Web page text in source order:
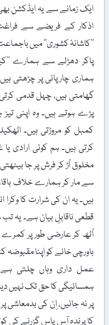
ایک زمانے سے یہ ایڈکشن
اذکار کے فریضے سے
’’کاشانۂ کشوری‘‘ میں
پاکر دھڑلے سے ہمارے
ہماری چارپائی پر چڑھتی
گھامتی ہیں، چہل قدمی
پڑے ہوتے ہیں۔ وہ اپنی
کمبل کو مروڑتی ہیں۔
کرتی ہیں۔ ہم کوئی ارادی
مخلوق اُڑ کر فرش پر جا
سے مار کر ہمارے خلاف
ہیں۔ یہ ان کی شرارت کا
قطعی ناقابلِ بیان ہے۔ یہ
اُٹھ کر عارضی طور پر
باورچی خانے کو اپنا
عمل داری وہاں چلتی
ہمسائیگی کا حق تک نہیں
پر نہ جائیں، اِن کی بدمعاشی
کا پرندہ آس پاس گزرنے کی